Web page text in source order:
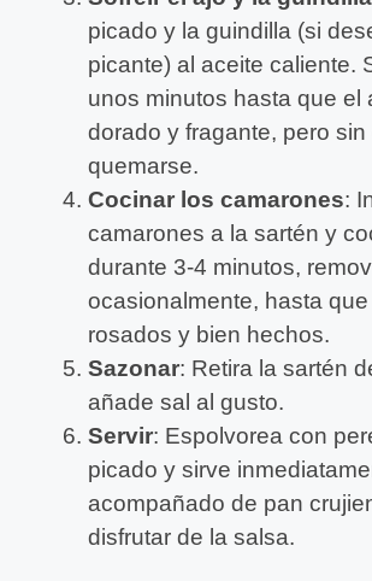
picado y la guindilla (si
picante) al aceite caliente.
unos minutos hasta que el
dorado y fragante, pero
quemarse.
Cocinar los camarones:
camarones a la sartén y
durante 3-4 minutos,
ocasionalmente, hasta
rosados y bien hechos.
Sazonar: Retira la sartén
añade sal al gusto.
Servir: Espolvorea con
picado y sirve
acompañado de pan
disfrutar de la salsa.